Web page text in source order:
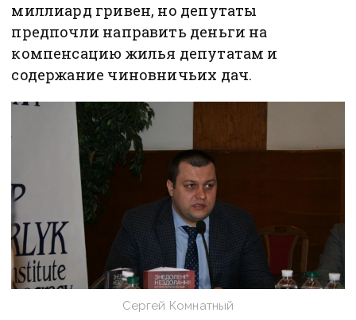
миллиард гривен, но депутаты
предпочли направить деньги на
компенсацию жилья депутатам и
содержание чиновничьих дач.
Сергей Комнатный